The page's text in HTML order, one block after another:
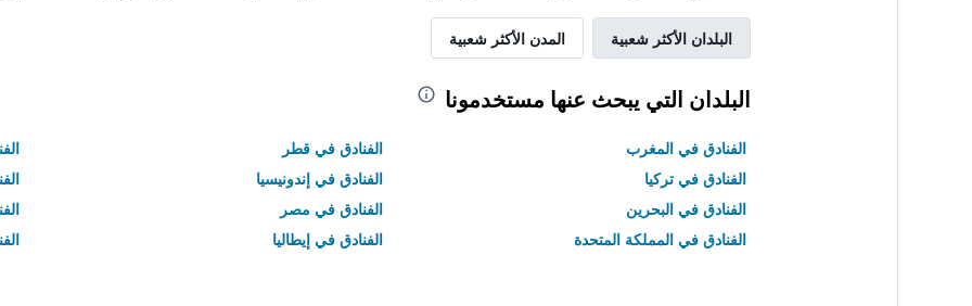
البلدان الأكثر شعبية المدن الأكثر شعبية
البلدان التي يبحث عنها مستخدمونا
الفنادق في المغرب الفنادق في قطر
الفنادق في تركيا
الفنادق في إندونيسيا
الفنادق في البحرين
الفنادق في مصر
الفنادق في المملكة المتحدة
الفنادق في إيطاليا